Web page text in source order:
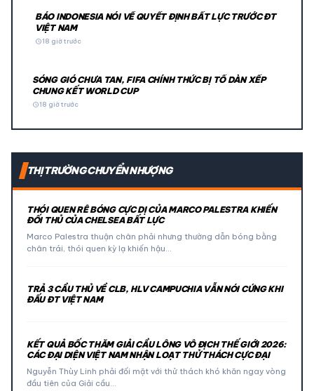
BÁO INDONESIA NÓI VỀ QUYẾT ĐỊNH BẤT LỰC TRƯỚC ĐT
VIỆT NAM
schedule18 giờ trước
SÓNG GIÓ CHƯA TAN, FIFA CHÍNH THỨC BỊ TỐ DÀN XẾP
CHUNG KẾT WORLD CUP
schedule18 giờ trước
THỊ TRƯỜNG CHUYỂN NHƯỢNG
THÓI QUEN RÊ BÓNG CỰC DỊ CỦA MARCO PALESTRA KHIẾN
ĐỐI THỦ CỦA CHELSEA BẤT LỰC
Marco Palestra thuận chân phải nhưng thường dẫn bóng bằng
chân trái, thói quen kỳ lạ khiến hậu…
TRẢ 3 CẦU THỦ VỀ CLB, HLV CAMPUCHIA VẪN NÓI CỨNG KHI
ĐẤU ĐT VIỆT NAM
KẾT QUẢ BỐC THĂM GIẢI CẦU LÔNG VÔ ĐỊCH THẾ GIỚI 2026:
CÁC ĐẠI DIỆN VIỆT NAM NHẬN LOẠT THỬ THÁCH CỰC ĐẠI
Nguyễn Thùy Linh phải đối mặt với thử thách khó khăn ngay vòng
đầu tiên của Giải cầu…